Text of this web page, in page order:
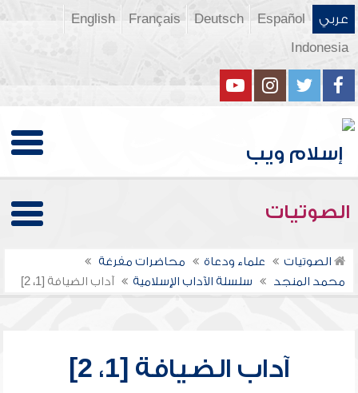
عربي Español
Deutsch
Français
English
Indonesia
الصوتيات
الصوتيات علماء ودعاة
محاضرات مفرغة
محمد المنجد
سلسلة الآداب الإسلامية آداب الضيافة [1، 2]
آداب الضيافة [1، 2]